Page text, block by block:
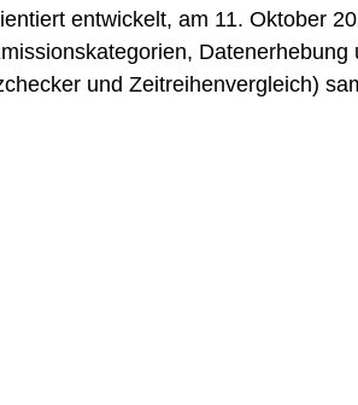
ent­wi­ckelt, am 11. Okto­ber
Daten­er­he­bung
und Zeit­rei­hen­ver­gleich)